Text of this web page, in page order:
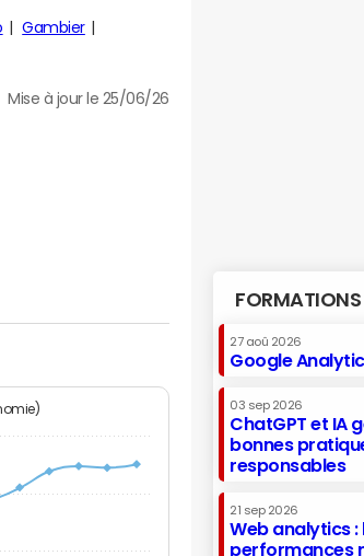
Gambier
Mise à jour le 25/06/26
FORMATIONS
27 aoû 2026
Google
03 sep 2026
ChatGPT et IA
bonnes
responsables
21 sep 2026
Web analytics
performances